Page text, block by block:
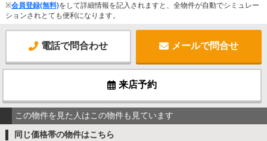
※会員登録(無料)をして詳細情報を記入されますと、全物件が自動でシミュレー
ションされとても便利になります。
電話で問合わせ メールで問合せ
来店予約
この物件を見た人はこの物件も見ています
同じ価格帯の物件はこちら